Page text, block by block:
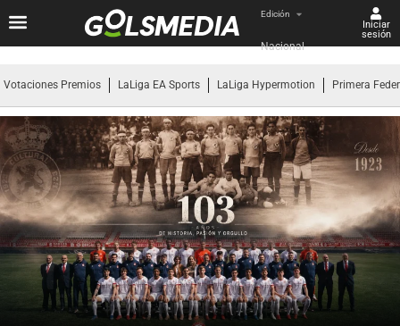
Edición
Nacional
Iniciar
sesión
Votaciones Premios LaLiga EA Sports LaLiga Hypermotion Primera